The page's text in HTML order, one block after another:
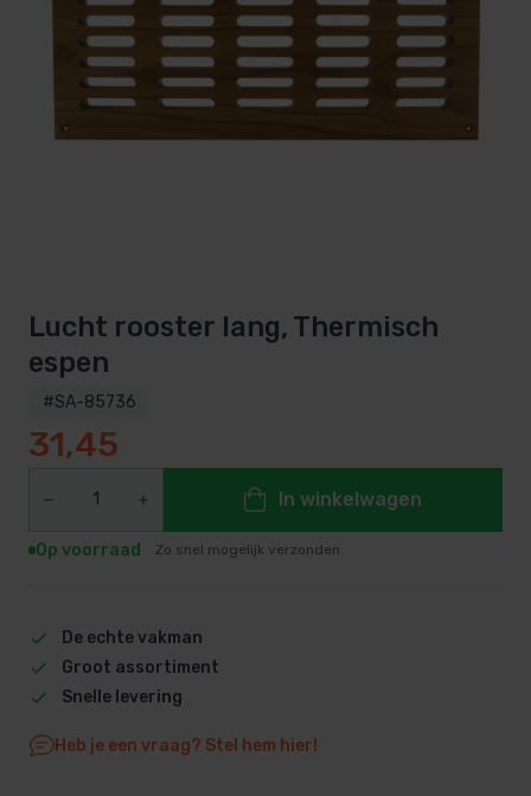
Lucht rooster lang, Thermisch
espen
#SA-85736
31,45
In winkelwagen
Op voorraad Zo snel mogelijk verzonden
De echte vakman
Groot assortiment
Snelle levering
Heb je een vraag? Stel hem hier!